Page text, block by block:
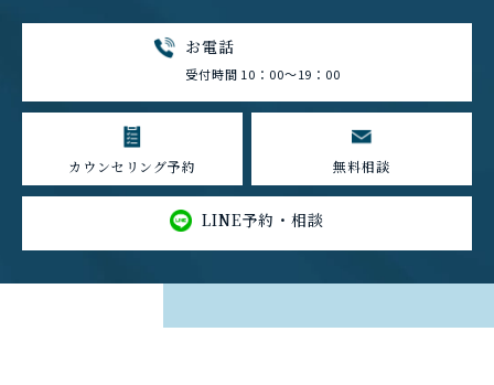
お電話
受付時間 10：00～19：00
カウンセリング予約 無料相談
LINE予約・相談